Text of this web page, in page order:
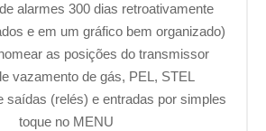
alarmes 300 dias retroativamente
e em um gráfico bem organizado)
as posições do transmissor
vazamento de gás, PEL, STEL
saídas (relés) e entradas por simples
toque no MENU